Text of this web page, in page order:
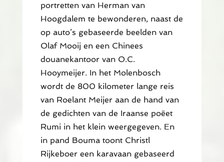
portretten van Herman van
Hoogdalem te bewonderen, naast de
op auto’s gebaseerde beelden van
Olaf Mooij en een Chinees
douanekantoor van O.C.
Hooymeijer. In het Molenbosch
wordt de 800 kilometer lange reis
van Roelant Meijer aan de hand van
de gedichten van de Iraanse poëet
Rumi in het klein weergegeven. En
in pand Bouma toont Christl
Rijkeboer een karavaan gebaseerd